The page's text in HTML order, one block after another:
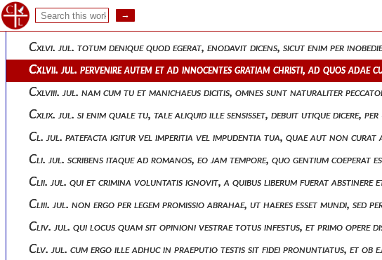
Cxlv. jul. ac per hoc, negare quemquam pro alterius peccato posse
Cxlvi. jul. totum denique quod egerat, enodavit dicens, sicut enim per
Cxlvii. jul. pervenire autem et ad innocentes gratiam christi, ad quos
Cxlviii. jul. nam cum tu et manichaeus dicitis, omnes sunt naturaliter
Cxlix. jul. si enim quale tu, tale aliquid ille sensisset, debuit utique dicere,
Cl. jul. patefacta igitur vel imperitia vel impudentia tua, quae aut non
Cli. jul. scribens itaque ad romanos, eo jam tempore, quo gentium coeperat
Clii. jul. qui et crimina voluntatis ignovit, a quibus liberum fuerat
Cliii. jul. non ergo per legem promissio abrahae, ut haeres esset mundi, sed
Cliv. jul. qui locus quam sit opinioni vestrae totus infestus, et primo opere
Clv. jul. cum ergo ille adhuc in praeputio testis sit fidei pronuntiatus, et ob